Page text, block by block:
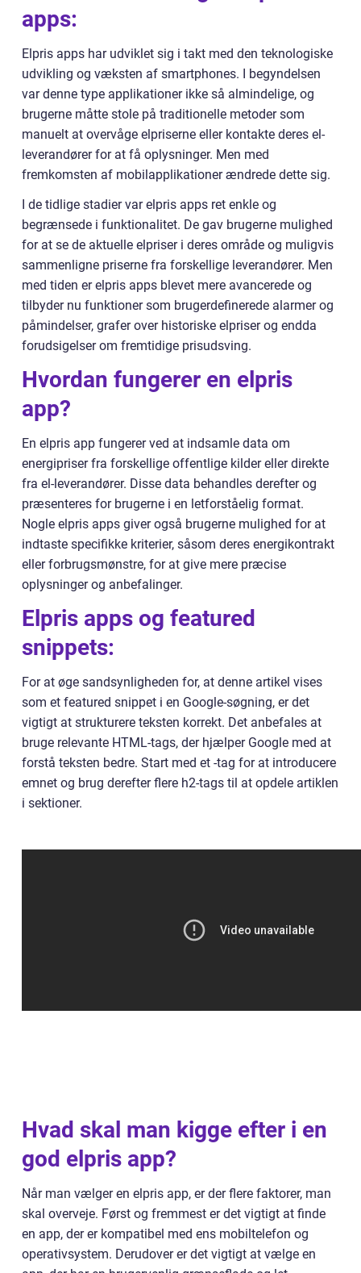
apps:
Elpris apps har udviklet sig i takt med den teknologiske
udvikling og væksten af smartphones. I begyndelsen
var denne type applikationer ikke så almindelige, og
brugerne måtte stole på traditionelle metoder som
manuelt at overvåge elpriserne eller kontakte deres el-
leverandører for at få oplysninger. Men med
fremkomsten af mobilapplikationer ændrede dette sig.
I de tidlige stadier var elpris apps ret enkle og
begrænsede i funktionalitet. De gav brugerne mulighed
for at se de aktuelle elpriser i deres område og muligvis
sammenligne priserne fra forskellige leverandører. Men
med tiden er elpris apps blevet mere avancerede og
tilbyder nu funktioner som brugerdefinerede alarmer og
påmindelser, grafer over historiske elpriser og endda
forudsigelser om fremtidige prisudsving.
Hvordan fungerer en elpris
app?
En elpris app fungerer ved at indsamle data om
energipriser fra forskellige offentlige kilder eller direkte
fra el-leverandører. Disse data behandles derefter og
præsenteres for brugerne i en letforståelig format.
Nogle elpris apps giver også brugerne mulighed for at
indtaste specifikke kriterier, såsom deres energikontrakt
eller forbrugsmønstre, for at give mere præcise
oplysninger og anbefalinger.
Elpris apps og featured
snippets:
For at øge sandsynligheden for, at denne artikel vises
som et featured snippet i en Google-søgning, er det
vigtigt at strukturere teksten korrekt. Det anbefales at
bruge relevante HTML-tags, der hjælper Google med at
forstå teksten bedre. Start med et -tag for at introducere
emnet og brug derefter flere h2-tags til at opdele artiklen
i sektioner.
Hvad skal man kigge efter i en
god elpris app?
Når man vælger en elpris app, er der flere faktorer, man
skal overveje. Først og fremmest er det vigtigt at finde
en app, der er kompatibel med ens mobiltelefon og
operativsystem. Derudover er det vigtigt at vælge en